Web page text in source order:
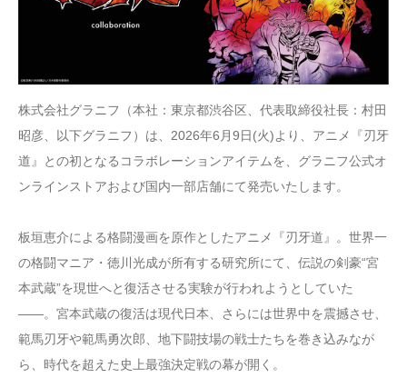
株式会社グラニフ（本社：東京都渋谷区、代表取締役社長：村田
昭彦、以下グラニフ）は、2026年6月9日(火)より、アニメ『刃牙
道』との初となるコラボレーションアイテムを、グラニフ公式オ
ンラインストアおよび国内一部店舗にて発売いたします。
板垣恵介による格闘漫画を原作としたアニメ『刃牙道』。世界一
の格闘マニア・徳川光成が所有する研究所にて、伝説の剣豪“宮
本武蔵”を現世へと復活させる実験が行われようとしていた
――。宮本武蔵の復活は現代日本、さらには世界中を震撼させ、
範馬刃牙や範馬勇次郎、地下闘技場の戦士たちを巻き込みなが
ら、時代を超えた史上最強決定戦の幕が開く。